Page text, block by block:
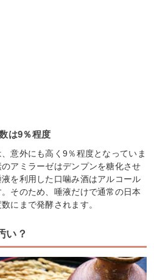
は9％程度
意外にも高く9％程度となっていま
アミラーゼはデンプンを糖化させ
を利用した口噛み酒はアルコール
そのため、唾液だけで通常の日本
にまで発酵されます。
い？